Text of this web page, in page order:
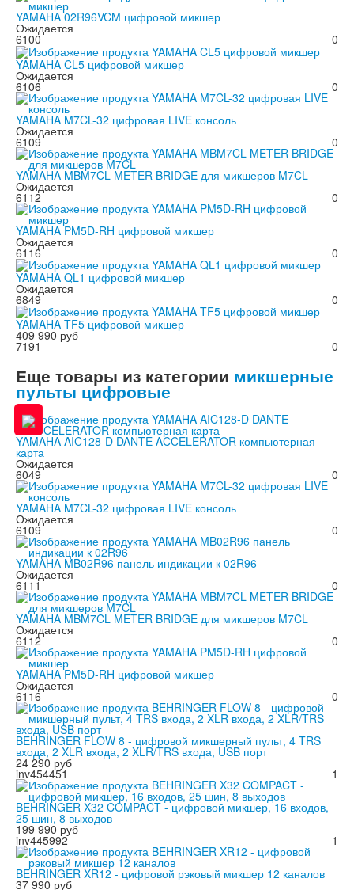
YAMAHA 02R96VCM цифровой микшер
Ожидается
0
6100
YAMAHA CL5 цифровой микшер
Ожидается
0
6106
YAMAHA M7CL-32 цифровая LIVE консоль
Ожидается
0
6109
YAMAHA MBM7CL METER BRIDGE для микшеров M7CL
Ожидается
0
6112
YAMAHA PM5D-RH цифровой микшер
Ожидается
0
6116
YAMAHA QL1 цифровой микшер
Ожидается
0
6849
YAMAHA TF5 цифровой микшер
409 990 руб
0
7191
Еще товары из категории микшерные
пульты цифровые
YAMAHA AIC128-D DANTE ACCELERATOR компьютерная
карта
Ожидается
0
6049
YAMAHA M7CL-32 цифровая LIVE консоль
Ожидается
0
6109
YAMAHA MB02R96 панель индикации к 02R96
Ожидается
0
6111
YAMAHA MBM7CL METER BRIDGE для микшеров M7CL
Ожидается
0
6112
YAMAHA PM5D-RH цифровой микшер
Ожидается
0
6116
BEHRINGER FLOW 8 - цифровой микшерный пульт, 4 TRS
входа, 2 XLR входа, 2 XLR/TRS входа, USB порт
24 290 руб
1
inv454451
BEHRINGER X32 COMPACT - цифровой микшер, 16 входов,
25 шин, 8 выходов
199 990 руб
1
inv445992
BEHRINGER XR12 - цифровой рэковый микшер 12 каналов
37 990 руб